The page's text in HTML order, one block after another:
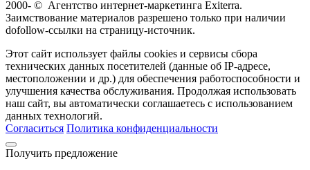
2000- © Агентство интернет-маркетинга Exiterra.
Заимствование материалов разрешено только при наличии
dofollow-ссылки на страницу-источник.
Этот сайт использует файлы cookies и сервисы сбора
технических данных посетителей (данные об IP-адресе,
местоположении и др.) для обеспечения работоспособности и
улучшения качества обслуживания. Продолжая использовать
наш сайт, вы автоматически соглашаетесь с использованием
данных технологий.
Согласиться Политика конфиденциальности
Получить предложение